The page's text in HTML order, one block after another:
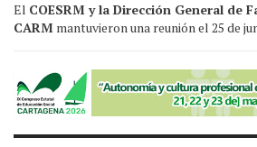
El COESRM y la Dirección General de
CARM mantuvieron una reunión el 25 de